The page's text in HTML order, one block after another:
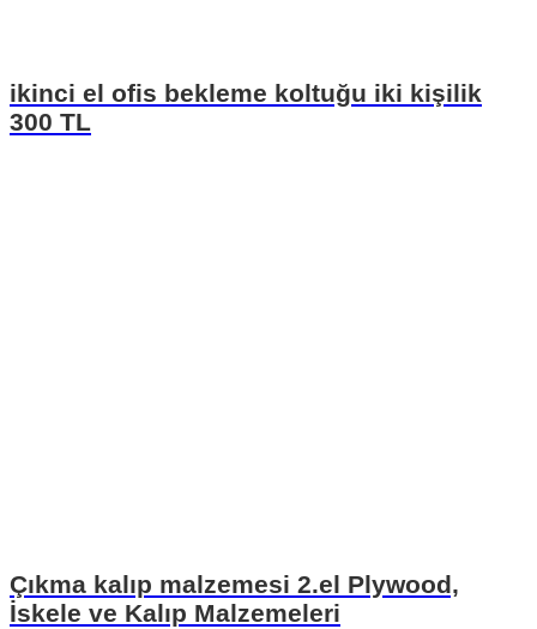
ikinci el ofis bekleme koltuğu iki kişilik
300 TL
Çıkma kalıp malzemesi 2.el Plywood,
İskele ve Kalıp Malzemeleri